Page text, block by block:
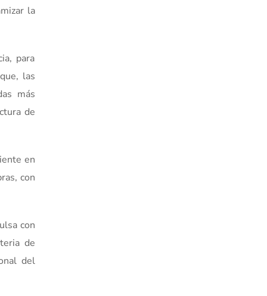
la
para
las
más
de
en
con
con
de
del